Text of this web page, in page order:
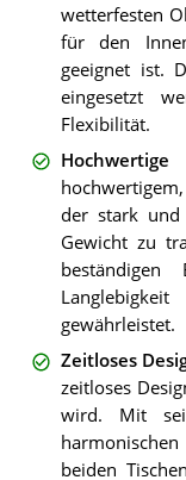
wetterfesten
für den
geeignet ist.
eingesetzt
Flexibilität.
Hochwertige
der stark
Gewicht zu
beständigen
gewährleistet.
Zeitloses
zeitloses
wird. Mit
beiden